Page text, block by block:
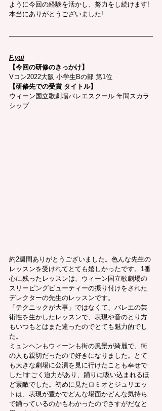
ように今回の経験を活かし、努力をし続けます!
本当にありがとうございました!
F.yui
【今回の研修のきっかけ】
Vコン2022大阪 小学生Bの部 第1位
【研修先での受賞 タイトル】
ウィーン国立歌劇場バレエスクール 年間スカラ
シップ
約2週間ありがとうございました。色んな先生の
レッスンを受けれてとても嬉しかったです。1番
心に残ったレッスンは、ウィーン国立歌劇場の
スリーピングビューティーの振り付けをされた
デレクターの先生のレッスンです。
「テクニックが大事」ではなくて、バレエの芸
術性を生かしたレッスンで、表現や音のとり方
もいつもとはまた違ったのでとても魅力的でし
た。
ミュンヘンもウィーンも街の風景が綺麗で、街
の人も親切だったので好きになりました。とて
も大きな劇場に公演を見に行けたことも幸せで
した!すごく迫力があり、踊りに吸い込まれるほ
ど素敵でした。初めに見たロミオとジュリエッ
トは、表現が豊かでどんな場面かどんな気持ち
で踊っているのかもわかったのでさすがだなと